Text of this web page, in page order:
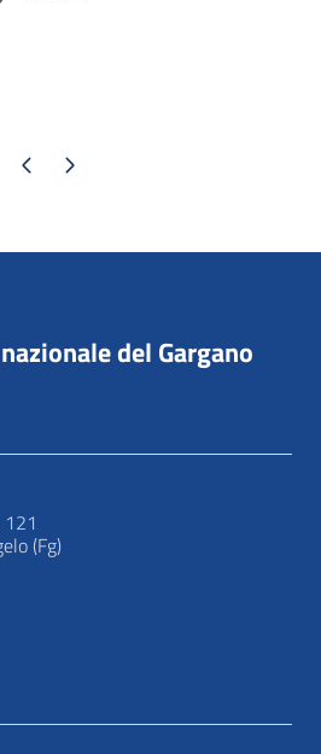
precedente
Pagina successiva
del Gargano
(Fg)